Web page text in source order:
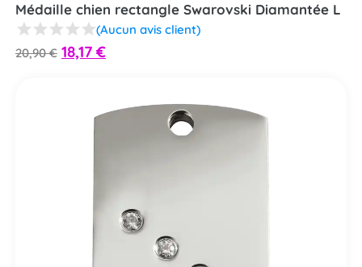
Médaille chien rectangle Swarovski Diamantée L
(Aucun avis client)
20,90€ 18,17 €